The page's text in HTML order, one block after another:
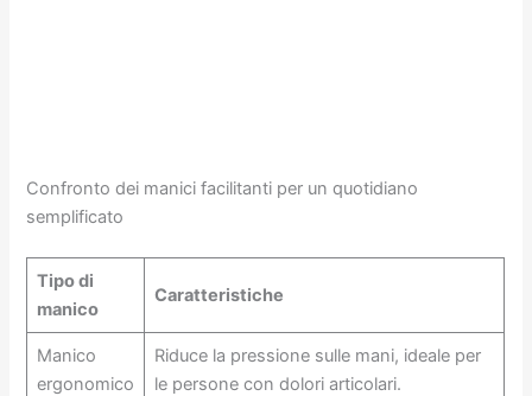
Confronto dei manici facilitanti per un quotidiano
semplificato
Tipo di
manico
Caratteristiche
Manico
ergonomico
Riduce la pressione sulle mani, ideale per
le persone con dolori articolari.